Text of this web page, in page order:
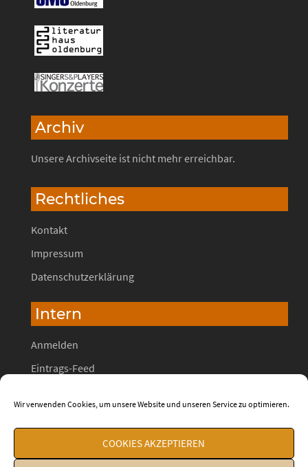
Wir verwenden Cookies, um unsere Website und unseren Service zu optimieren.
COOKIES AKZEPTIEREN
Archiv
Unsere Archivseite ist nicht mehr erreichbar.
Rechtliches
Kontakt
Impressum
Datenschutzerklärung
Intern
Anmelden
Eintrags-Feed